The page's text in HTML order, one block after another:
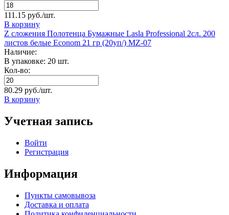
111.15 руб./шт.
В корзину
Z сложения Полотенца Бумажные Lasla Professional 2сл. 200
листов белые Econom 21 гр (20уп/) MZ-07
Наличие:
В упаковке: 20 шт.
Кол-во:
80.29 руб./шт.
В корзину
Учетная запись
Войти
Регистрация
Информация
Пункты самовывоза
Доставка и оплата